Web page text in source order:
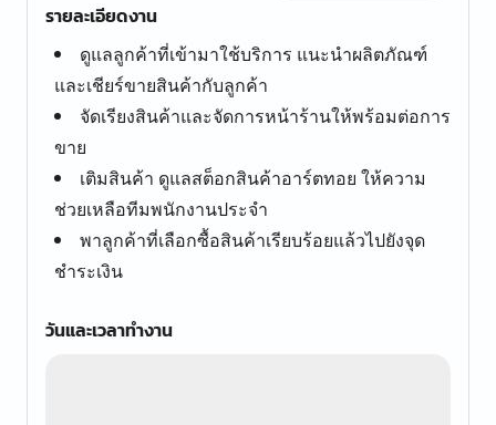
รายละเอียดงาน
ดูแลลูกค้าที่เข้ามาใช้บริการ แนะนำผลิตภัณฑ์
และเชียร์ขายสินค้ากับลูกค้า
จัดเรียงสินค้าและจัดการหน้าร้านให้พร้อมต่อการ
ขาย
เติมสินค้า ดูแลสต็อกสินค้าอาร์ตทอย ให้ความ
ช่วยเหลือทีมพนักงานประจำ
พาลูกค้าที่เลือกซื้อสินค้าเรียบร้อยแล้วไปยังจุด
ชำระเงิน
วันและเวลาทำงาน